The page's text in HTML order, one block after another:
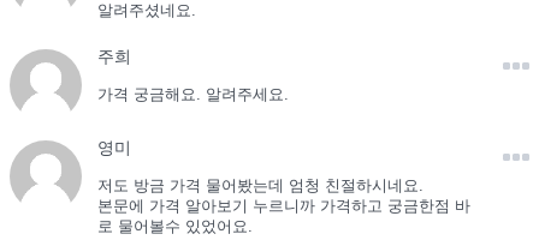
알려주셨네요.
주희
가격 궁금해요. 알려주세요.
영미
저도 방금 가격 물어봤는데 엄청 친절하시네요.
본문에 가격 알아보기 누르니까 가격하고 궁금한점 바
로 물어볼수 있었어요.